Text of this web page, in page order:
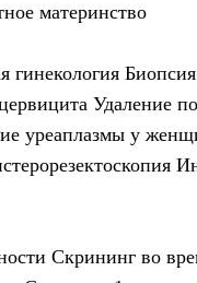
материнство
гинекология
Удаление
уреаплазмы у
Скрининг во